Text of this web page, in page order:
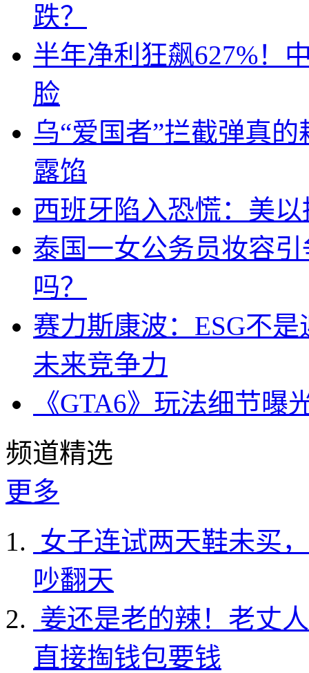
跌？
半年净利狂飙627%！
脸
乌“爱国者”拦截弹真
露馅
西班牙陷入恐慌：美
泰国一女公务员妆容
吗？
赛力斯康波：ESG不
未来竞争力
《GTA6》玩法细节
频道精选
更多
女子连试两天鞋未买
吵翻天
姜还是老的辣！老丈
直接掏钱包要钱